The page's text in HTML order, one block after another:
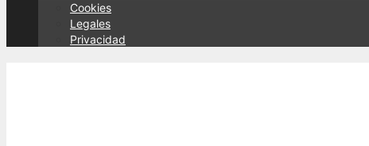
Cookies
Legales
Privacidad